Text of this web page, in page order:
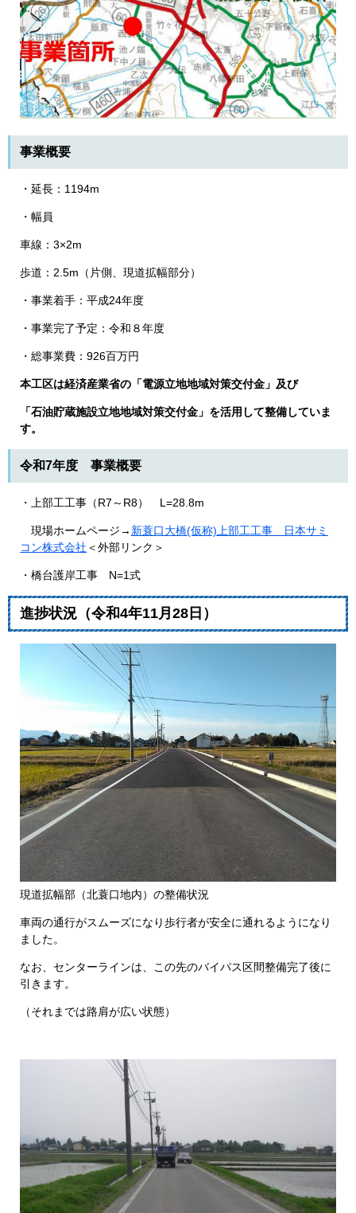
事業概要
・延長：1194m
・幅員
車線：3×2m
歩道：2.5m（片側、現道拡幅部分）
・事業着手：平成24年度
・事業完了予定：令和８年度
・総事業費：926百万円​
本工区は経済産業省の「電源立地地域対策交付金」及び
「石油貯蔵施設立地地域対策交付金」を活用して整備していま
す。
令和7年度 事業概要
・上部工工事（R7～R8） L=28.8m
現場ホームページ→ 新蓑口大橋(仮称)上部工工事 日本サミ
コン株式会社 ＜外部リンク＞
・橋台護岸工事 N=1式
​進捗状況（令和4年11月28日）
現道拡幅部（北蓑口地内）の整備状況
車両の通行がスムーズになり歩行者が安全に通れるようになり
ました。
なお、センターラインは、この先のバイパス区間整備完了後に
引きます。
（それまでは路肩が広い状態）